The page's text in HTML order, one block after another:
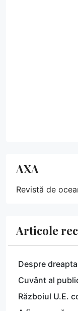
AXA
Revistă de
Articole
Despre
Cuvânt al
Războiul U.E.